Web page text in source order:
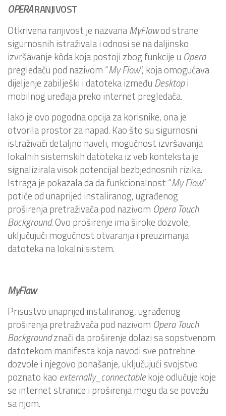
OPERARANJIVOST
Otkrivena ranjivost je nazvanaMyFlawod strane
sigurnosnih istraživala i odnosi se na daljinsko
izvršavanje kôda koja postoji zbog funkcije u Opera
pregledaču pod nazivom “My Flow”, koja omogućava
dijeljenje zabilješki i datoteka između Desktopi
mobilnog uređaja preko internet pregledača.
Iako je ovo pogodna opcija za korisnike, ona je
otvorila prostor za napad. Kao što su sigurnosni
istraživači detaljno naveli, mogućnost izvršavanja
lokalnih sistemskih datoteka iz veb konteksta je
signalizirala visok potencijal bezbjednosnih rizika.
Istraga je pokazala da da funkcionalnost “My Flow”
potiče od unaprijed instaliranog, ugrađenog
proširenja pretraživača pod nazivom Opera Touch
Background. Ovo proširenje ima široke dozvole,
uključujući mogućnost otvaranja i preuzimanja
datoteka na lokalni sistem.
MyFlaw
Prisustvo unaprijed instaliranog, ugrađenog
proširenja pretraživača pod nazivom Opera Touch
Backgroundznači da proširenje dolazi sa sopstvenom
datotekom manifesta koja navodi sve potrebne
dozvole i njegovo ponašanje, uključujući svojstvo
poznato kao externally_connectablekoje odlučuje koje
se internet stranice i proširenja mogu da se povežu
sa njom.